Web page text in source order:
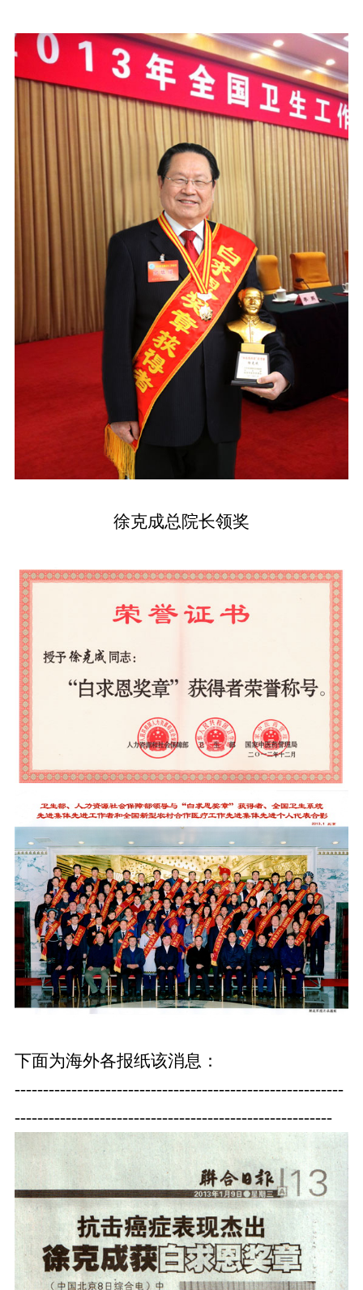
徐克成总院长领奖
下面为海外各报纸该消息：
----------------------------------------------------------
--------------------------------------------------------